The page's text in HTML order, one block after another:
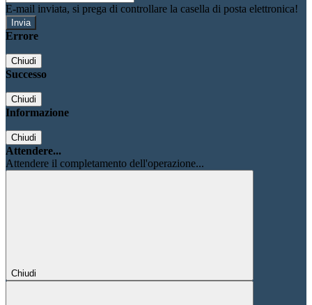
E-mail inviata, si prega di controllare la casella di posta elettronica!
Errore
Chiudi
Successo
Chiudi
Informazione
Chiudi
Attendere...
Attendere il completamento dell'operazione...
Chiudi